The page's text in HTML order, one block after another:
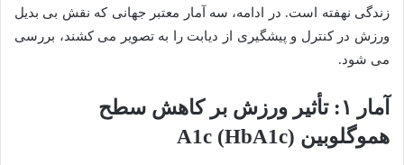
زندگی نهفته است. در ادامه، سه آمار معتبر جهانی که نقش بی بدیل
ورزش در کنترل و پیشگیری از دیابت را به تصویر می کشند، بررسی
می شود.
آمار ۱: تأثیر ورزش بر کاهش سطح
هموگلوبین A1c (HbA1c)